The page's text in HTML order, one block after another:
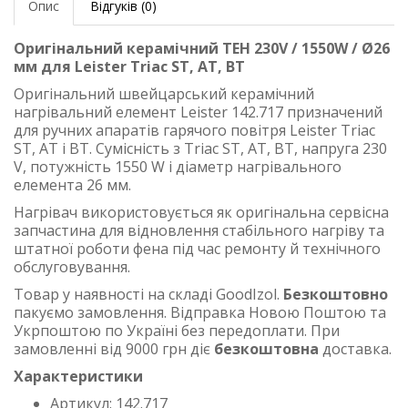
Опис Відгуків (0)
Оригінальний керамічний ТЕН 230V / 1550W / Ø26
мм для Leister Triac ST, AT, BT
Оригінальний швейцарський керамічний
нагрівальний елемент Leister 142.717 призначений
для ручних апаратів гарячого повітря Leister Triac
ST, AT і BT. Сумісність з Triac ST, AT, BT, напруга 230
V, потужність 1550 W і діаметр нагрівального
елемента 26 мм.
Нагрівач використовується як оригінальна сервісна
запчастина для відновлення стабільного нагріву та
штатної роботи фена під час ремонту й технічного
обслуговування.
Товар у наявності на складі GoodIzol. Безкоштовно
пакуємо замовлення. Відправка Новою Поштою та
Укрпоштою по Україні без передоплати. При
замовленні від 9000 грн діє безкоштовна доставка.
Характеристики
Артикул: 142.717